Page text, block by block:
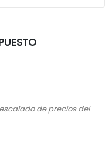
de precios del